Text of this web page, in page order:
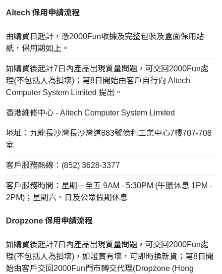
Altech 保用申請流程
由購買日起計，憑2000Fun收據及完整包裝及盒面保用貼
紙，保用期如上。
如購買後起計7日內產品出現質量問題，可交回2000Fun處
理(不包括人為損壞)；第8日開始由客戶自行向 Altech
Computer System Limited 提出。
香港維修中心 - Altech Computer System Limited
地址：九龍長沙灣長沙灣道883號億利工業中心7樓707-708
室
客戶服務熱線：(852) 3628-3377
客戶服務時間：星期一至五 9AM - 5:30PM (午膳休息 1PM -
2PM)；星期六、日及公眾假期休息
Dropzone 保用申請流程
如購買後起計7日內產品出現質量問題，可交回2000Fun處
理(不包括人為損壞)，如證實有壞，可即時換新貨；第8日開
始由客戶交回2000Fun門市轉交代理(Dropzone (Hong